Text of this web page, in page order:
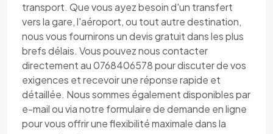
transport. Que vous ayez besoin d'un transfert
vers la gare, l'aéroport, ou tout autre destination,
nous vous fournirons un devis gratuit dans les plus
brefs délais. Vous pouvez nous contacter
directement au 0768406578 pour discuter de vos
exigences et recevoir une réponse rapide et
détaillée. Nous sommes également disponibles par
e-mail ou via notre formulaire de demande en ligne
pour vous offrir une flexibilité maximale dans la